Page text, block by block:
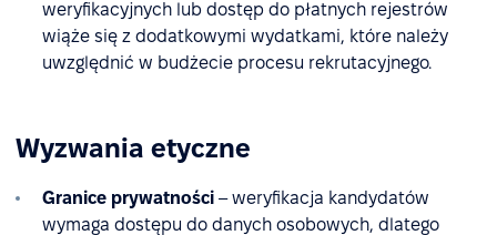
weryfikacyjnych lub dostęp do płatnych rejestrów
wiąże się z dodatkowymi wydatkami, które należy
uwzględnić w budżecie procesu rekrutacyjnego.
Wyzwania etyczne
Granice prywatności – weryfikacja kandydatów
wymaga dostępu do danych osobowych, dlatego